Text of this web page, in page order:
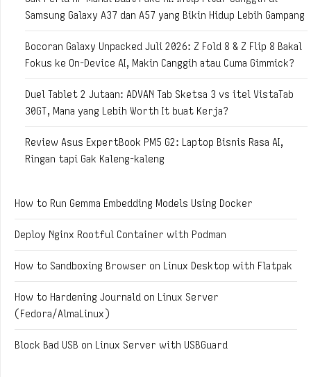
Samsung Galaxy A37 dan A57 yang Bikin Hidup Lebih Gampang
Bocoran Galaxy Unpacked Juli 2026: Z Fold 8 & Z Flip 8 Bakal
Fokus ke On-Device AI, Makin Canggih atau Cuma Gimmick?
Duel Tablet 2 Jutaan: ADVAN Tab Sketsa 3 vs itel VistaTab
30GT, Mana yang Lebih Worth It buat Kerja?
Review Asus ExpertBook PM5 G2: Laptop Bisnis Rasa AI,
Ringan tapi Gak Kaleng-kaleng
How to Run Gemma Embedding Models Using Docker
Deploy Nginx Rootful Container with Podman
How to Sandboxing Browser on Linux Desktop with Flatpak
How to Hardening Journald on Linux Server
(Fedora/AlmaLinux)
Block Bad USB on Linux Server with USBGuard